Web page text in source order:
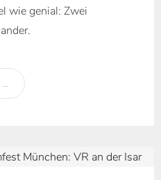
wie genial: Zwei
…